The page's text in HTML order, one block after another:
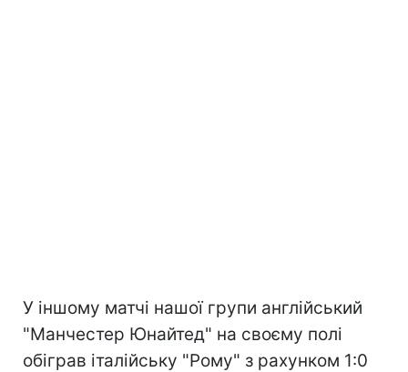
У іншому матчі нашої групи англійський
"Манчестер Юнайтед" на своєму полі
обіграв італійську "Рому" з рахунком 1:0